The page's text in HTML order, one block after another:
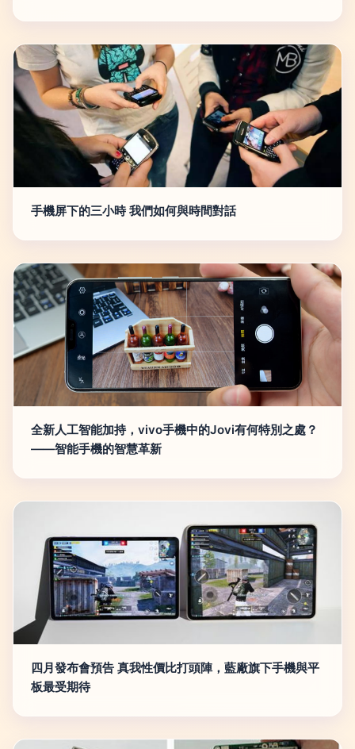
手機屏下的三小時 我們如何與時間對話
全新人工智能加持，vivo手機中的Jovi有何特別之處？
——智能手機的智慧革新
四月發布會預告 真我性價比打頭陣，藍廠旗下手機與平
板最受期待